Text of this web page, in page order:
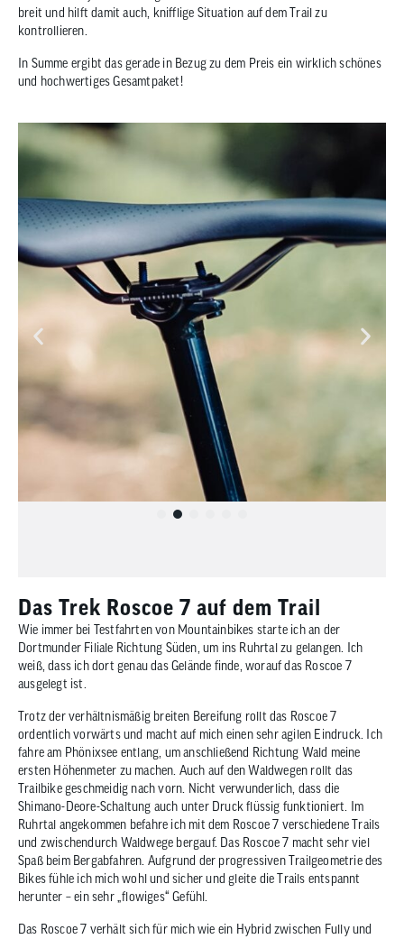
breit und hilft damit auch, knifflige Situation auf dem Trail zu
kontrollieren.
In Summe ergibt das gerade in Bezug zu dem Preis ein wirklich schönes
und hochwertiges Gesamtpaket!
Das Trek Roscoe 7 auf dem Trail
Wie immer bei Testfahrten von Mountainbikes starte ich an der
Dortmunder Filiale Richtung Süden, um ins Ruhrtal zu gelangen. Ich
weiß, dass ich dort genau das Gelände finde, worauf das Roscoe 7
ausgelegt ist.
Trotz der verhältnismäßig breiten Bereifung rollt das Roscoe 7
ordentlich vorwärts und macht auf mich einen sehr agilen Eindruck. Ich
fahre am Phönixsee entlang, um anschließend Richtung Wald meine
ersten Höhenmeter zu machen. Auch auf den Waldwegen rollt das
Trailbike geschmeidig nach vorn. Nicht verwunderlich, dass die
Shimano-Deore-Schaltung auch unter Druck flüssig funktioniert. Im
Ruhrtal angekommen befahre ich mit dem Roscoe 7 verschiedene Trails
und zwischendurch Waldwege bergauf. Das Roscoe 7 macht sehr viel
Spaß beim Bergabfahren. Aufgrund der progressiven Trailgeometrie des
Bikes fühle ich mich wohl und sicher und gleite die Trails entspannt
herunter – ein sehr „flowiges“ Gefühl.
Das Roscoe 7 verhält sich für mich wie ein Hybrid zwischen Fully und